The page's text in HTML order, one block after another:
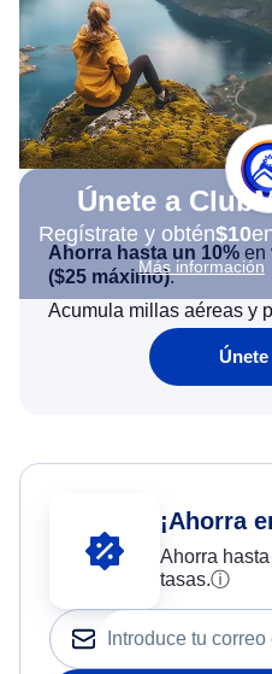
Únete a
Regístrate y obtén$10
Más información
Ahorra hasta un 10% en
($25 máximo).
Acumula millas aéreas y
¡Ahorra
Ahorra hasta
tasas.ⓘ